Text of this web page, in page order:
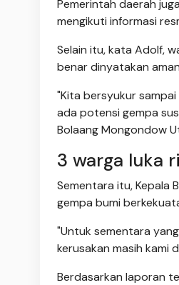
Pemerintah daerah
mengikuti informasi
Selain itu, kata Adolf,
benar dinyatakan
"Kita bersyukur
ada potensi gempa
Bolaang Mongondow
3 warga luka
Sementara itu, Kepala
gempa bumi
"Untuk sementara
kerusakan masih kami
Berdasarkan laporan